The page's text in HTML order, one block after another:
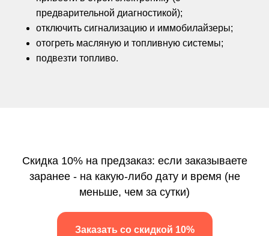
предварительной диагностикой);
отключить сигнализацию и иммобилайзеры;
отогреть масляную и топливную системы;
подвезти топливо.
Скидка 10% на предзаказ: если заказываете
заранее - на какую-либо дату и время (не
меньше, чем за сутки)
Заказать со скидкой 10%